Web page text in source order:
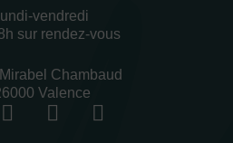
lundi-vendredi
sur rendez-vous
Chambaud
Valence